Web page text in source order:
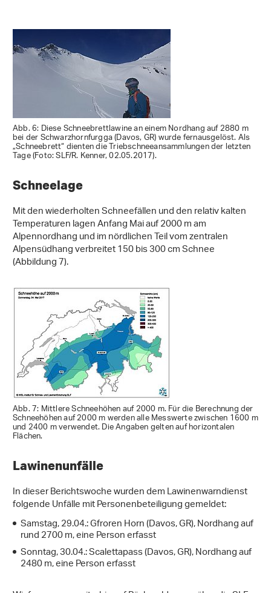
Abb. 6: Diese Schneebrettlawine an einem Nordhang auf 2880 m
bei der Schwarzhornfurgga (Davos, GR) wurde fernausgelöst. Als
„Schneebrett“ dienten die Triebschneeansammlungen der letzten
Tage (Foto: SLF/R. Kenner, 02.05.2017).
Schneelage
Mit den wiederholten Schneefällen und den relativ kalten
Temperaturen lagen Anfang Mai auf 2000 m am
Alpennordhang und im nördlichen Teil vom zentralen
Alpensüdhang verbreitet 150 bis 300 cm Schnee
(Abbildung 7).
Abb. 7: Mittlere Schneehöhen auf 2000 m. Für die Berechnung der
Schneehöhen auf 2000 m werden alle Messwerte zwischen 1600 m
und 2400 m verwendet. Die Angaben gelten auf horizontalen
Flächen.
Lawinenunfälle
In dieser Berichtswoche wurden dem Lawinenwarndienst
folgende Unfälle mit Personenbeteiligung gemeldet:
Samstag, 29.04.: Gfroren Horn (Davos, GR), Nordhang auf
rund 2700 m, eine Person erfasst
Sonntag, 30.04.: Scalettapass (Davos, GR), Nordhang auf
2480 m, eine Person erfasst